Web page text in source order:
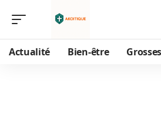
Actualité Bien-être